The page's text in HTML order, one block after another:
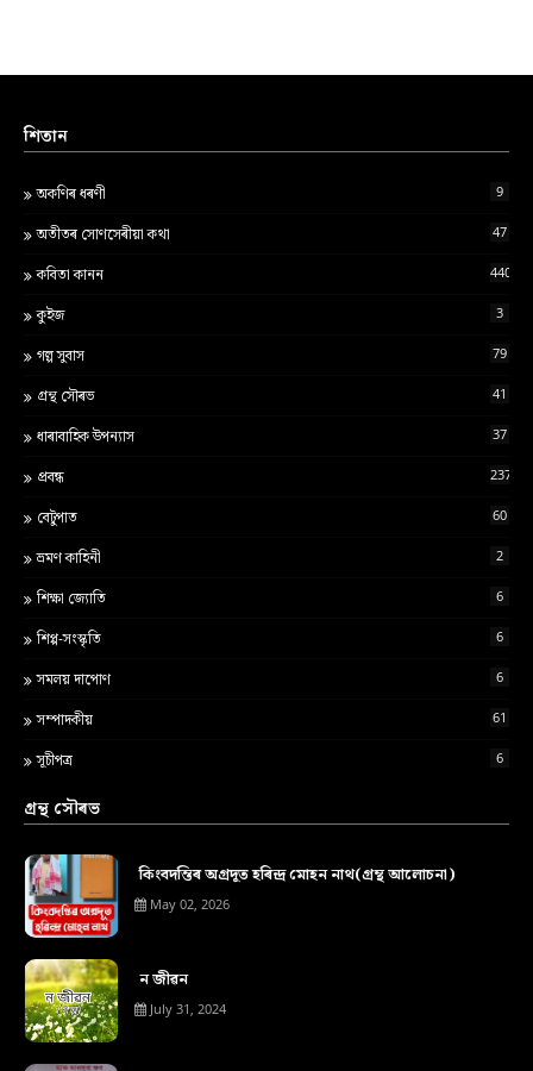
শিতান
অকণিৰ ধৰণী 9
অতীতৰ সোণসেৰীয়া কথা 47
কবিতা কানন 440
কুইজ 3
গল্প সুবাস 79
গ্ৰন্থ স‍ৌৰভ 41
ধাৰাবাহিক উপন্যাস 37
প্ৰবন্ধ 237
বেটুপাত 60
ভ্ৰমণ কাহিনী 2
শ‍িক্ষা জ্য‍োত‍ি 6
শিপ্প-সংস্কৃতি 6
সমলয় দাপোণ 6
সম্পাদকীয় 61
সূচীপত্ৰ 6
গ্ৰন্থ সৌৰভ
কিংবদন্তিৰ অগ্ৰদূত হৰিন্দ্ৰ মোহন নাথ(গ্ৰন্থ আলোচনা)
May 02, 2026
ন জীৱন
July 31, 2024